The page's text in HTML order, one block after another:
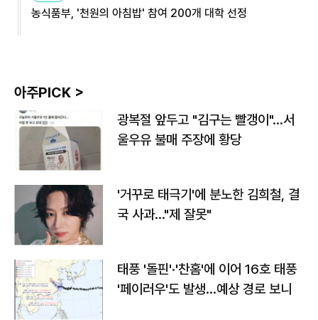
농식품부, '천원의 아침밥' 참여 200개 대학 선정
아주PICK >
광복절 앞두고 "김구는 빨갱이"…서
울우유 불매 주장에 황당
'거꾸로 태극기'에 분노한 김희철, 결
국 사과…"제 잘못"
태풍 '돌핀'·'찬홈'에 이어 16호 태풍
'페이러우'도 발생…예상 경로 보니